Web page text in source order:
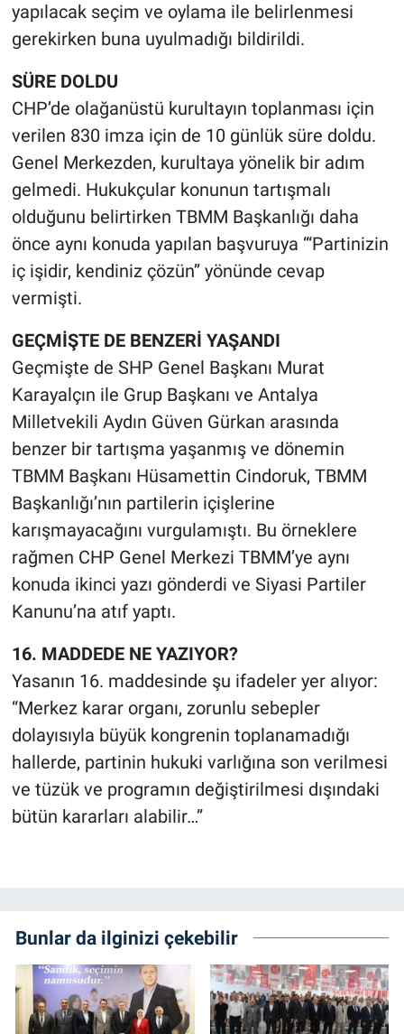
yapılacak seçim ve oylama ile belirlenmesi
gerekirken buna uyulmadığı bildirildi.
SÜRE DOLDU
CHP’de olağanüstü kurultayın toplanması için
verilen 830 imza için de 10 günlük süre doldu.
Genel Merkezden, kurultaya yönelik bir adım
gelmedi. Hukukçular konunun tartışmalı
olduğunu belirtirken TBMM Başkanlığı daha
önce aynı konuda yapılan başvuruya ‘“Partinizin
iç işidir, kendiniz çözün’’ yönünde cevap
vermişti.
GEÇMİŞTE DE BENZERİ YAŞANDI
Geçmişte de SHP Genel Başkanı Murat
Karayalçın ile Grup Başkanı ve Antalya
Milletvekili Aydın Güven Gürkan arasında
benzer bir tartışma yaşanmış ve dönemin
TBMM Başkanı Hüsamettin Cindoruk, TBMM
Başkanlığı’nın partilerin içişlerine
karışmayacağını vurgulamıştı. Bu örneklere
rağmen CHP Genel Merkezi TBMM’ye aynı
konuda ikinci yazı gönderdi ve Siyasi Partiler
Kanunu’na atıf yaptı.
16. MADDEDE NE YAZIYOR?
Yasanın 16. maddesinde şu ifadeler yer alıyor:
“Merkez karar organı, zorunlu sebepler
dolayısıyla büyük kongrenin toplanamadığı
hallerde, partinin hukuki varlığına son verilmesi
ve tüzük ve programın değiştirilmesi dışındaki
bütün kararları alabilir…”
Bunlar da ilginizi çekebilir